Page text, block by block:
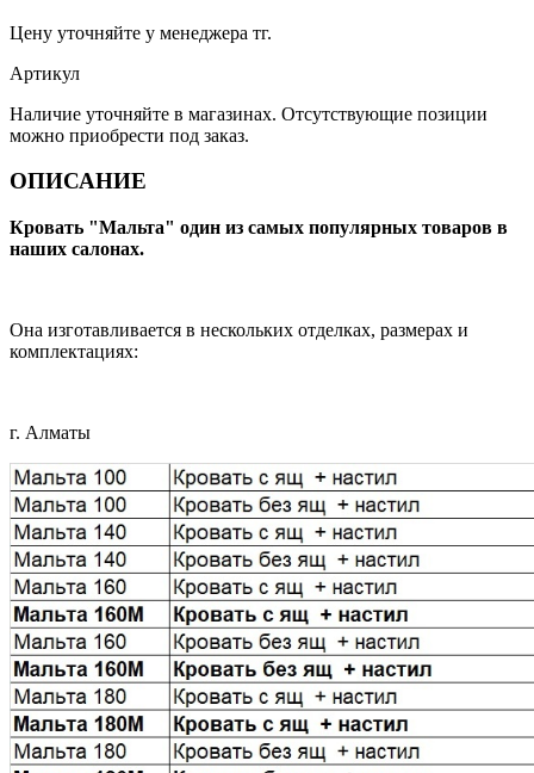
Цену уточняйте у менеджера тг.
Артикул
Наличие уточняйте в магазинах. Отсутствующие позиции
можно приобрести под заказ.
ОПИСАНИЕ
Кровать "Мальта" один из самых популярных товаров в
наших салонах.
Она изготавливается в нескольких отделках, размерах и
комплектациях:
г. Алматы